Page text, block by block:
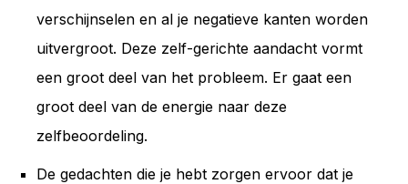
verschijnselen en al je negatieve kanten worden
uitvergroot. Deze zelf-gerichte aandacht vormt
een groot deel van het probleem. Er gaat een
groot deel van de energie naar deze
zelfbeoordeling.
De gedachten die je hebt zorgen ervoor dat je